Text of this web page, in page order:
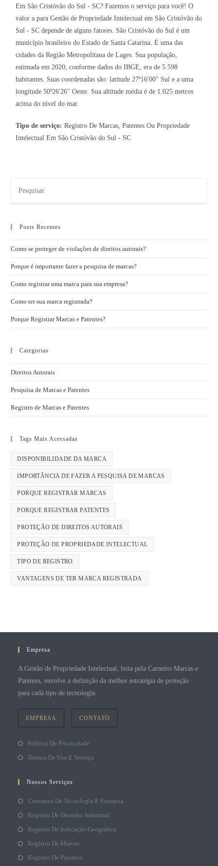
Em São Cristóvão do Sul - SC? Fazemos o serviço para você! O
valor a para Gestão de Propriedade Intelectual em São Cristóvão do
Sul - SC depende de alguns fatores. São Cristóvão do Sul é um
município brasileiro do Estado de Santa Catarina. É uma das
cidades da Região Metropolitana de Lages. Sua população,
estimada em 2020, conforme dados do IBGE, era de 5.598
habitantes. Suas coordenadas são: latitude 27º16'00" Sul e a uma
longitude 50º26'26" Oeste. Sua altitude média é de 1.025 metros
acima do nível do mar.
Tipo de serviço:Registro De Marcas, Patentes Ou Propriedade
Intelectual Em São Cristóvão do Sul - SC
Posts Recentes
Como se proteger de violações de direitos autorais?
Porque é importante fazer a pesquisa de marcas?
Como registrar uma marca para sua empresa?
Como ter sua marca registrada?
Porque Registrar Marcas e Patentes?
Categorias
Direitos Autorais
Pesquisa de Marcas e Patentes
Registro de Marcas e Patentes
Tags Mais Acessadas
DISPONIBILIDADE DA MARCA
IMPORTÂNCIA DE FAZER A PESQUISA DE MARCAS
PORQUE REGISTRAR MARCAS
PORQUE REGISTRAR PATENTES
PROTEÇÃO DE DIREITOS AUTORAIS
PROTEÇÃO DE PROPRIEDADE INTELECTUAL
TIPO DE REGISTRO
VANTAGENS DE TER MARCA REGISTRADA
Empresa
A Gestão de Propriedade Intelectual, feita pela Carneiro Marcas e
Patentes, envolve a definição da melhor estratégia de proteção
para cada tipo de tecnologia.
EMPRESA CONTATO
Política De Privacidade
Termos De Uso E Serviço
Nossos Serviços
Contratos De Tecnologia E Franquia
Registro De Desenho Industrial
Registro De Indicação Geográfica
Registro De Marcas
Registro De Patentes